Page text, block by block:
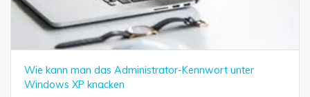
Wie kann man das Administrator-Kennwort unter
Windows XP knacken